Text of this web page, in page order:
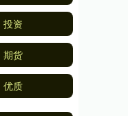
投资
期货
优质